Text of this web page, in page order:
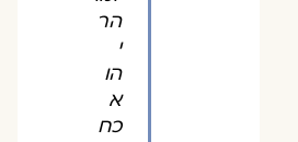
הר
י
הו
א
כח